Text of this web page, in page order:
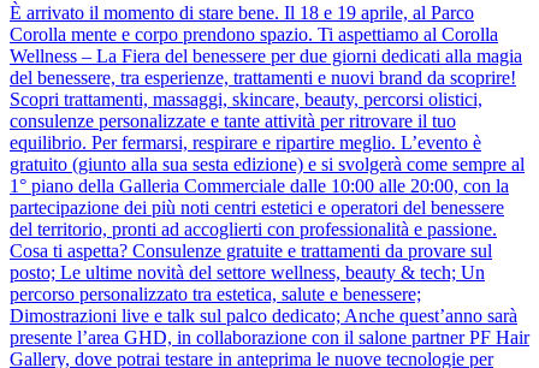
È arrivato il momento di stare bene. Il 18 e 19 aprile, al Parco
Corolla mente e corpo prendono spazio. Ti aspettiamo al Corolla
Wellness – La Fiera del benessere per due giorni dedicati alla magia
del benessere, tra esperienze, trattamenti e nuovi brand da scoprire!
Scopri trattamenti, massaggi, skincare, beauty, percorsi olistici,
consulenze personalizzate e tante attività per ritrovare il tuo
equilibrio. Per fermarsi, respirare e ripartire meglio. L’evento è
gratuito (giunto alla sua sesta edizione) e si svolgerà come sempre al
1° piano della Galleria Commerciale dalle 10:00 alle 20:00, con la
partecipazione dei più noti centri estetici e operatori del benessere
del territorio, pronti ad accoglierti con professionalità e passione.
Cosa ti aspetta? Consulenze gratuite e trattamenti da provare sul
posto; Le ultime novità del settore wellness, beauty & tech; Un
percorso personalizzato tra estetica, salute e benessere;
Dimostrazioni live e talk sul palco dedicato; Anche quest’anno sarà
presente l’area GHD, in collaborazione con il salone partner PF Hair
Gallery, dove potrai testare in anteprima le nuove tecnologie per